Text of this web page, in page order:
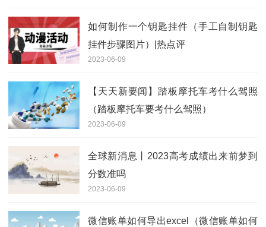
如何制作一个钥匙挂件（手工自制钥匙
挂件步骤图片）|热点评
2023-06-09
【天天新要闻】踏板摩托车考什么驾照
（踏板摩托车要考什么驾照）
2023-06-09
全球新消息丨2023高考成绩出来前梦到
分数准吗
2023-06-09
微信账单如何导出excel（微信账单如何